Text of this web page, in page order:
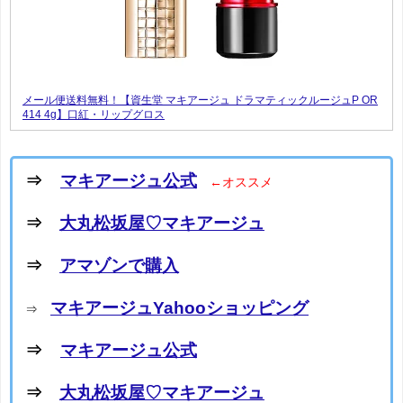
メール便送料無料！【資生堂 マキアージュ ドラマティックルージュP OR
414 4g】口紅・リップグロス
⇒ マキアージュ公式 ←オススメ
⇒ 大丸松坂屋♡マキアージュ
⇒ アマゾンで購入
⇒ マキアージュYahooショッピング
⇒ マキアージュ公式
⇒ 大丸松坂屋♡マキアージュ